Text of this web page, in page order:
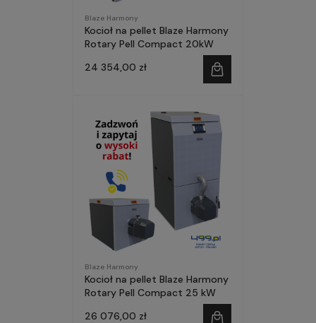
Blaze Harmony
Kocioł na pellet Blaze Harmony
Rotary Pell Compact 20kW
24 354,00 zł
Blaze Harmony
Kocioł na pellet Blaze Harmony
Rotary Pell Compact 25 kW
26 076,00 zł